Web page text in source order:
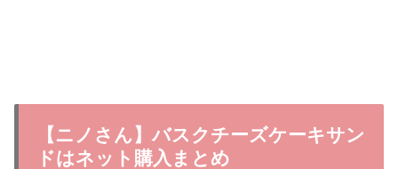
【ニノさん】バスクチーズケーキサン
ドはネット購入まとめ